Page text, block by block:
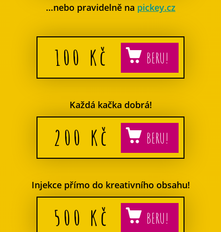
…nebo pravidelně na pickey.cz
100 Kč
Každá kačka dobrá!
200 Kč
Injekce přímo do kreativního obsahu!
500 Kč